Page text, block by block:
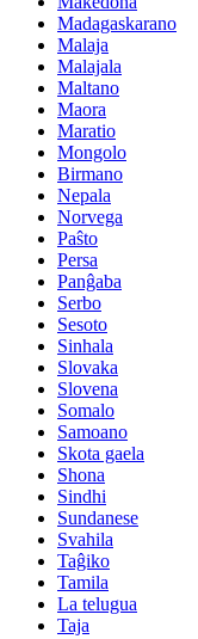
Madagaskarano
Malaja
Malajala
Maltano
Maora
Maratio
Mongolo
Birmano
Nepala
Norvega
Paŝto
Persa
Panĝaba
Serbo
Sesoto
Sinhala
Slovaka
Slovena
Somalo
Samoano
Skota gaela
Shona
Sindhi
Sundanese
Svahila
Taĝiko
Tamila
La telugua
Taja